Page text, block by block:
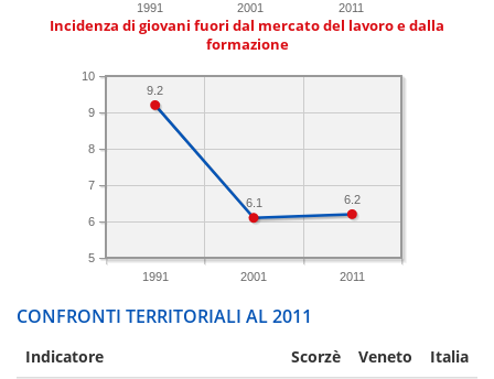
1991 2001 2011
Incidenza di giovani fuori dal mercato del lavoro e dalla
formazione
1991 2001 2011
5
6
7
8
9
10
6.2
6.1
9.2
CONFRONTI TERRITORIALI AL 2011
Indicatore Scorzè Veneto Italia